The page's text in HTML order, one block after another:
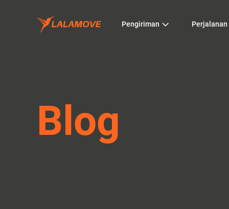
Pengiriman Perjalanan
Blog